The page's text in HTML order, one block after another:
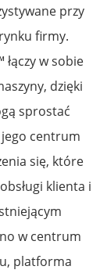
przy
firmy.
w sobie
dzięki
sprostać
centrum
się, które
klienta i
w centrum
platforma